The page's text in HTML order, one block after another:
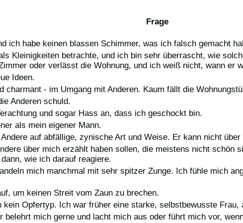
Frage
ich habe keinen blassen Schimmer, was ich falsch gemacht
Kleinigkeiten betrachte, und ich bin sehr überrascht, wie
oder verlässt die Wohnung, und ich weiß nicht, wann er
Ideen.
charmant - im Umgang mit Anderen. Kaum fällt die
Anderen schuld.
und sogar Hass an, dass ich geschockt bin.
als mein eigener Mann.
auf abfällige, zynische Art und Weise. Er kann nicht
über mich erzählt haben sollen, die meistens nicht schön
wie ich darauf reagiere.
mich manchmal mit sehr spitzer Zunge. Ich fühle mich
um keinen Streit vom Zaun zu brechen.
Opfertyp. Ich war früher eine starke, selbstbewusste
belehrt mich gerne und lacht mich aus oder führt mich vor,